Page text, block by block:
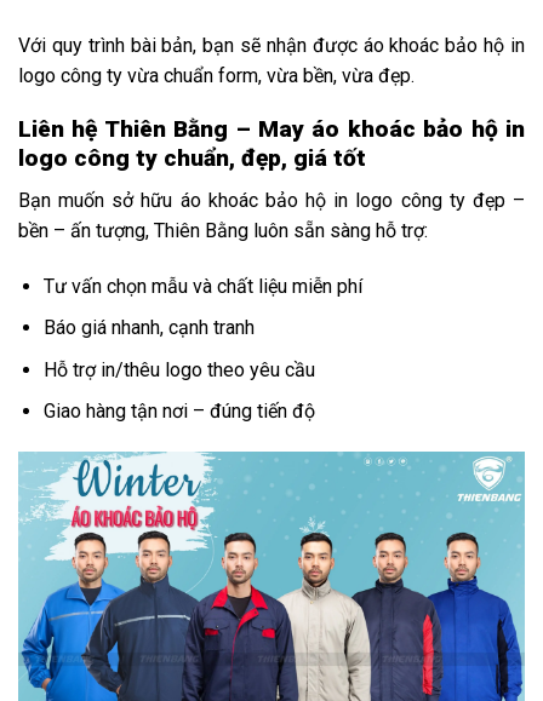
Với quy trình bài bản, bạn sẽ nhận được áo khoác bảo hộ in
logo công ty vừa chuẩn form, vừa bền, vừa đẹp.
Liên hệ Thiên Bằng – May áo khoác bảo hộ in
logo công ty chuẩn, đẹp, giá tốt
Bạn muốn sở hữu áo khoác bảo hộ in logo công ty đẹp –
bền – ấn tượng, Thiên Bằng luôn sẵn sàng hỗ trợ:
Tư vấn chọn mẫu và chất liệu miễn phí
Báo giá nhanh, cạnh tranh
Hỗ trợ in/thêu logo theo yêu cầu
Giao hàng tận nơi – đúng tiến độ